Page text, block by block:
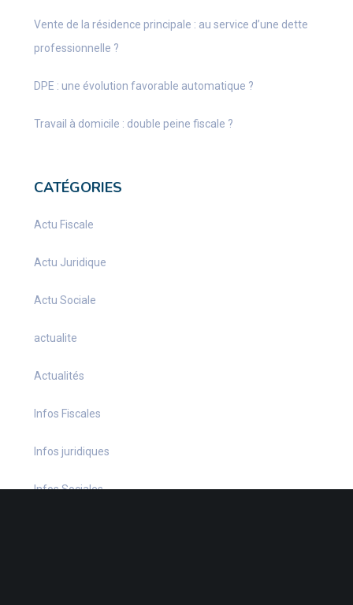
Vente de la résidence principale : au service d’une dette
professionnelle ?
DPE : une évolution favorable automatique ?
Travail à domicile : double peine fiscale ?
CATÉGORIES
Actu Fiscale
Actu Juridique
Actu Sociale
actualite
Actualités
Infos Fiscales
Infos juridiques
Infos Sociales